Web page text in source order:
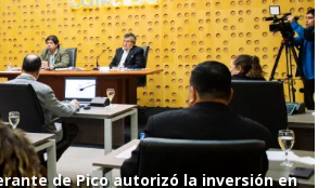
de Pico autorizó la inversión en